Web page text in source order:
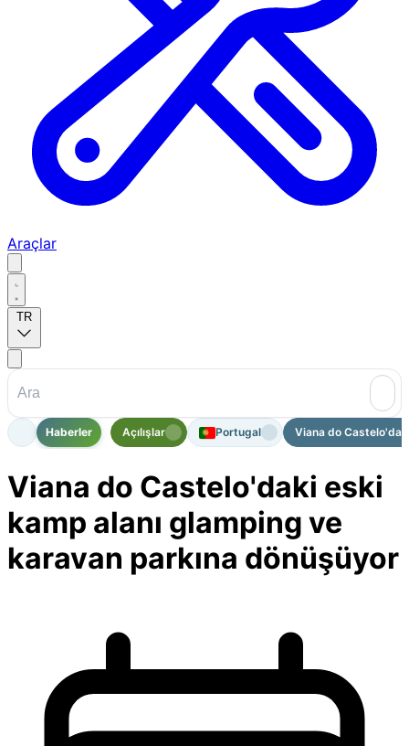
Araçlar
TR
Haberler Açılışlar Portugal Viana do
Viana do Castelo'daki eski
kamp alanı glamping ve
karavan parkına dönüşüyor